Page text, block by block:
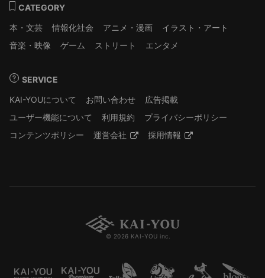
CATEGORY
本・文芸
情報化社会 アニメ・漫画
イラスト・アート
音楽・映像
ゲーム ストリート エンタメ
SERVICE
KAI-YOUについて
お問い合わせ
広告掲載
ユーザー機能について
利用規約
プライバシーポリシー
コンテンツポリシー
運営会社 採用情報
© 2026 KAI-YOU inc.